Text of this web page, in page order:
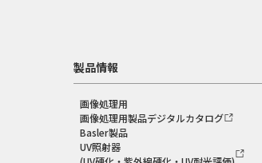
製品情報
画像処理用
画像処理用製品デジタルカタログ
Basler製品
UV照射器